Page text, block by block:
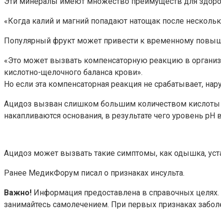
«Когда калий и магний попадают натощак после
Популярный фрукт может привести к временному
«Это может вызвать компенсаторную реакцию в
кислотно-щелочного баланса крови».
Но если эта компенсаторная реакция не срабатывает,
Ацидоз вызван слишком большим количеством кислоты
накапливаются основания, в результате чего уровень
Ацидоз может вызвать такие симптомы, как одышка,
Ранее МедикФорум писал о признаках инсульта.
Важно! Информация предоставлена в справочных целях.
занимайтесь самолечением. При первых признаках